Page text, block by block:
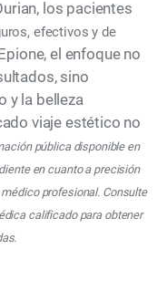
los pacientes
efectivos y de
el enfoque no
sino
y la belleza
viaje estético no
pública disponible en
en cuanto a precisión
profesional. Consulte
calificado para obtener